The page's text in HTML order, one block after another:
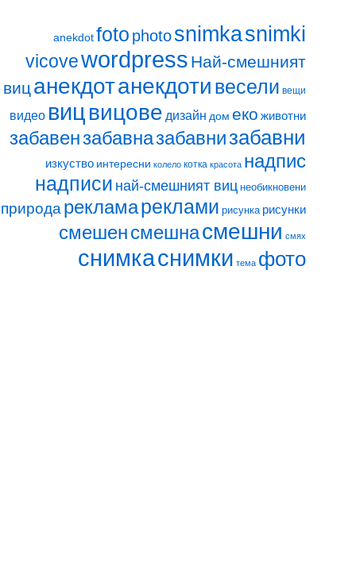
anekdotfoto photosnimkasnimki
vicovewordpress Най-смешният
вицанекдотанекдоти весели вещи
видео вицвицове дизайн дом еко животни
забавензабавназабавнизабавни
изкуство интересни колело котка красота надпис
надписи най-смешният виц необикновени
природа рекламареклами рисунка рисунки
смешенсмешнасмешни смях
снимкаснимки тема фото